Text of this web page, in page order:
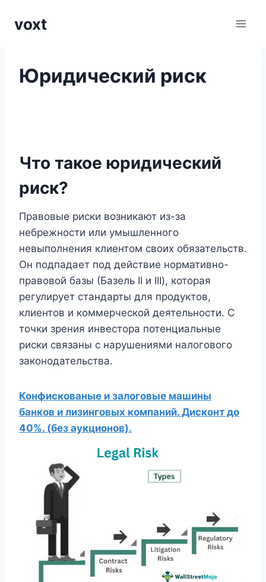
voxt
Юридический риск
Что такое юридический
риск?
Правовые риски возникают из-за
небрежности или умышленного
невыполнения клиентом своих обязательств.
Он подпадает под действие нормативно-
правовой базы (Базель II и III), которая
регулирует стандарты для продуктов,
клиентов и коммерческой деятельности. С
точки зрения инвестора потенциальные
риски связаны с нарушениями налогового
законодательства.
Конфискованые и залоговые машины
банков и лизинговых компаний. Дисконт до
40%. (без аукционов).